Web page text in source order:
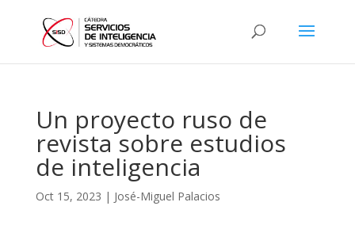
Un proyecto ruso de
revista sobre estudios
de inteligencia
Oct 15, 2023 | José-Miguel Palacios